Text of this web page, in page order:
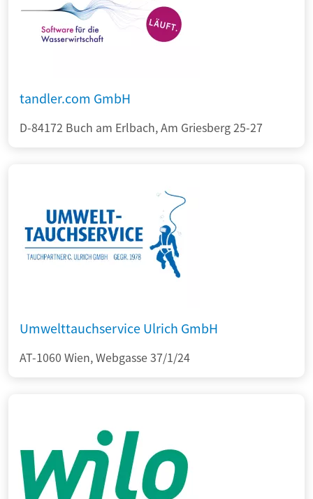
tandler.com GmbH
D-84172 Buch am Erlbach, Am Griesberg 25-27
Umwelttauchservice Ulrich GmbH
AT-1060 Wien, Webgasse 37/1/24